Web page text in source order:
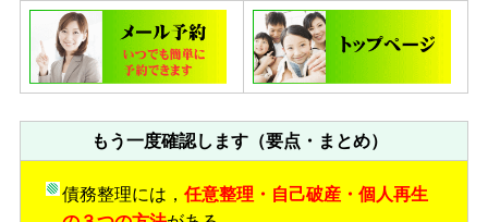
もう一度確認します（要点・まとめ）
債務整理には， 任意整理・自己破産・個人再生